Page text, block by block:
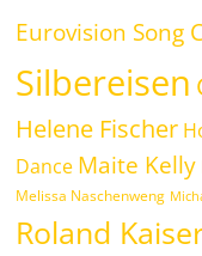
Eurovision Song
Silbereisen
Helene Fischer
Dance Maite Kelly
Melissa Naschenweng
Roland